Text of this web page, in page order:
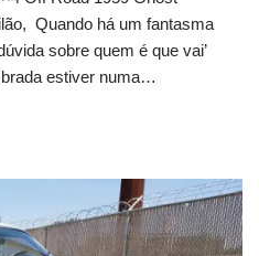
Quando há um fantasma
sobre quem é que vai’
estiver numa…